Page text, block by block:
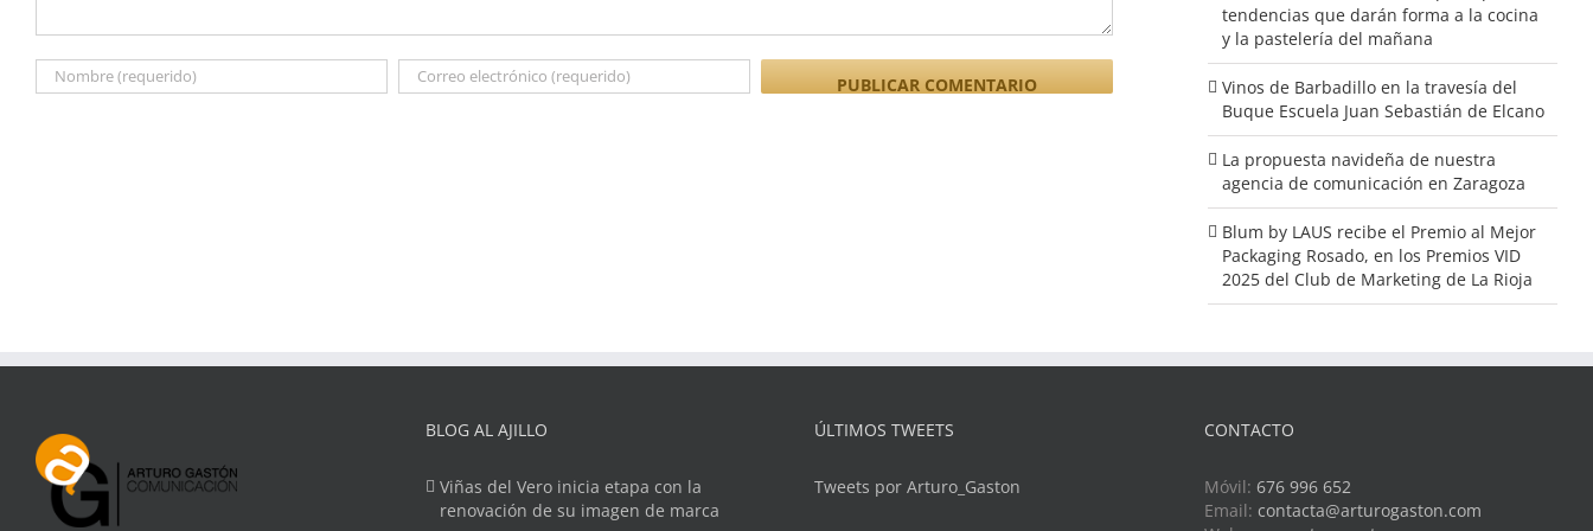
tendencias que darán forma a la cocina
y la pastelería del mañana
Vinos de Barbadillo en la travesía del
Buque Escuela Juan Sebastián de Elcano
La propuesta navideña de nuestra
agencia de comunicación en Zaragoza
Blum by LAUS recibe el Premio al Mejor
Packaging Rosado, en los Premios VID
2025 del Club de Marketing de La Rioja
BLOG AL AJILLO
Viñas del Vero inicia etapa con la
renovación de su imagen de marca
ÚLTIMOS TWEETS
Tweets por Arturo_Gaston
CONTACTO
Móvil: 676 996 652
Email: contacta@arturogaston.com